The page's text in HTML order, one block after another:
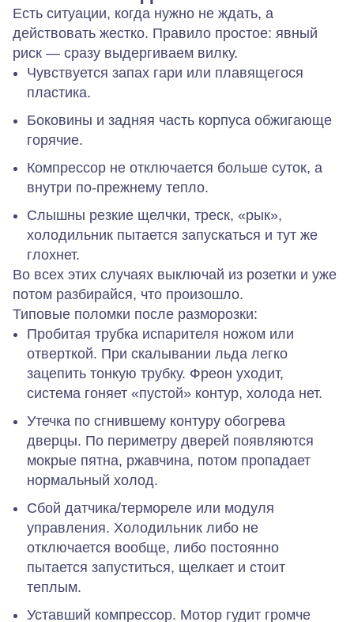
Есть ситуации, когда нужно не ждать, а
действовать жестко. Правило простое: явный
риск — сразу выдергиваем вилку.
Чувствуется запах гари или плавящегося
пластика.
Боковины и задняя часть корпуса обжигающе
горячие.
Компрессор не отключается больше суток, а
внутри по‑прежнему тепло.
Слышны резкие щелчки, треск, «рык»,
холодильник пытается запускаться и тут же
глохнет.
Во всех этих случаях выключай из розетки и уже
потом разбирайся, что произошло.
Типовые поломки после разморозки:
Пробитая трубка испарителя ножом или
отверткой. При скалывании льда легко
зацепить тонкую трубку. Фреон уходит,
система гоняет «пустой» контур, холода нет.
Утечка по сгнившему контуру обогрева
дверцы. По периметру дверей появляются
мокрые пятна, ржавчина, потом пропадает
нормальный холод.
Сбой датчика/термореле или модуля
управления. Холодильник либо не
отключается вообще, либо постоянно
пытается запуститься, щелкает и стоит
теплым.
Уставший компрессор. Мотор гудит громче